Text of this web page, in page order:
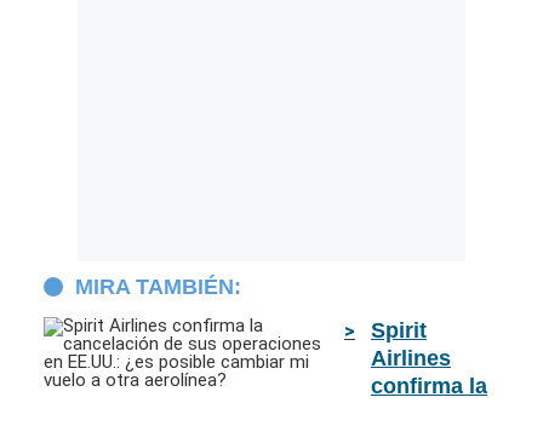
MIRA TAMBIÉN:
Spirit
Airlines
confirma la